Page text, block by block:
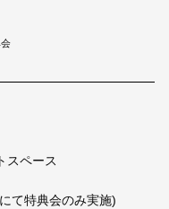
スペース
て特典会のみ実施)